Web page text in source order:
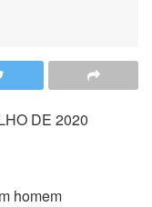
DE 2020
homem